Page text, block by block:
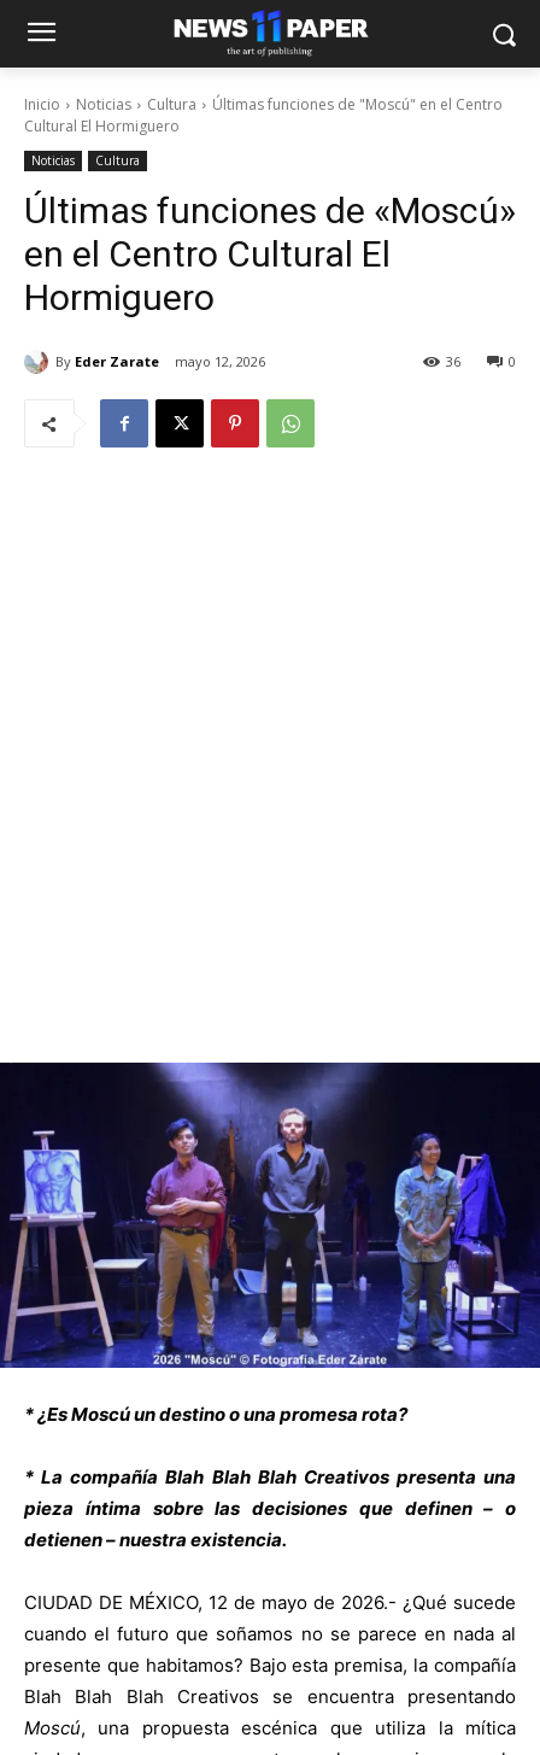
Inicio Noticias Cultura
Últimas funciones de "Moscú" en el Centro
Cultural El Hormiguero
Noticias Cultura
Últimas funciones de «Moscú»
en el Centro Cultural El
Hormiguero
By Eder Zarate mayo 12, 2026 0
36
* ¿Es Moscú un destino o una promesa rota?
* La compañía Blah Blah Blah Creativos presenta una
pieza íntima sobre las decisiones que definen – o
detienen – nuestra existencia.
CIUDAD DE MÉXICO, 12 de mayo de 2026.- ¿Qué sucede
cuando el futuro que soñamos no se parece en nada al
presente que habitamos? Bajo esta premisa, la compañía
Blah Blah Blah Creativos se encuentra presentando
Moscú, una propuesta escénica que utiliza la mítica